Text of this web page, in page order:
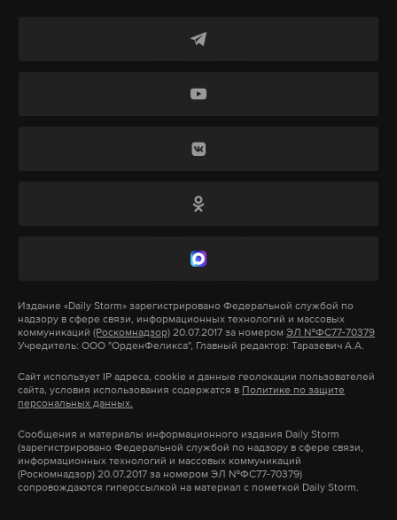
📝 Ещё одно новое развлечение на морском побережье,
Издание «Daily Storm» зарегистрировано Федеральной службой по
надзору в сфере связи, информационных технологий и массовых
коммуникаций (Роскомнадзор) 20.07.2017 за номером ЭЛ №ФС77-70379
Учредитель: ООО "ОрденФеликса", Главный редактор: Таразевич А.А.
Сайт использует IP адреса, cookie и данные геолокации пользователей
сайта, условия использования содержатся в Политике по защите
персональных данных.
Сообщения и материалы информационного издания Daily Storm
(зарегистрировано Федеральной службой по надзору в сфере связи,
информационных технологий и массовых коммуникаций
(Роскомнадзор) 20.07.2017 за номером ЭЛ №ФС77-70379)
сопровождаются гиперссылкой на материал с пометкой Daily Storm.